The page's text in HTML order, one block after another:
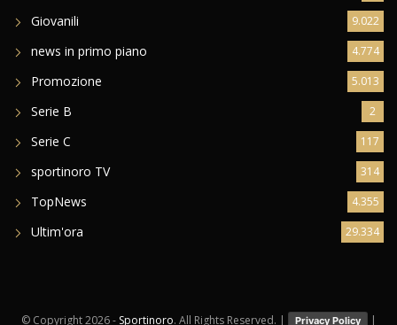
Giovanili 9.022
news in primo piano 4.774
Promozione 5.013
Serie B 2
Serie C 117
sportinoro TV 314
TopNews 4.355
Ultim'ora 29.334
© Copyright2026 - Sportinoro. All Rights Reserved. | Privacy Policy |